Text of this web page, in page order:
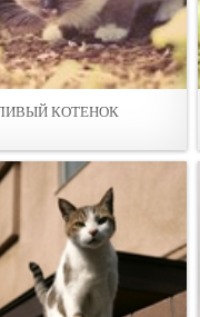
КОТЕНОК